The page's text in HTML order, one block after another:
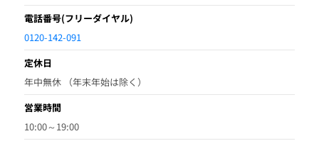
電話番号(フリーダイヤル)
0120-142-091
定休日
年中無休 （年末年始は除く）
営業時間
10:00～19:00